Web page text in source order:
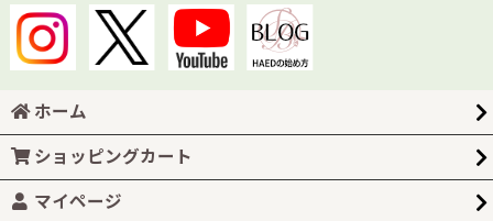
ホーム
ショッピングカート
マイページ